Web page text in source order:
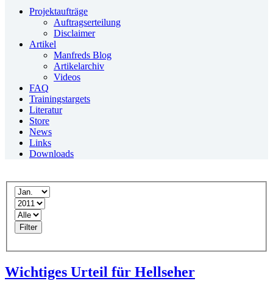
Projektaufträge
Auftragserteilung
Disclaimer
Artikel
Manfreds Blog
Artikelarchiv
Videos
FAQ
Trainingstargets
Literatur
Store
News
Links
Downloads
Filter
Wichtiges Urteil für Hellseher